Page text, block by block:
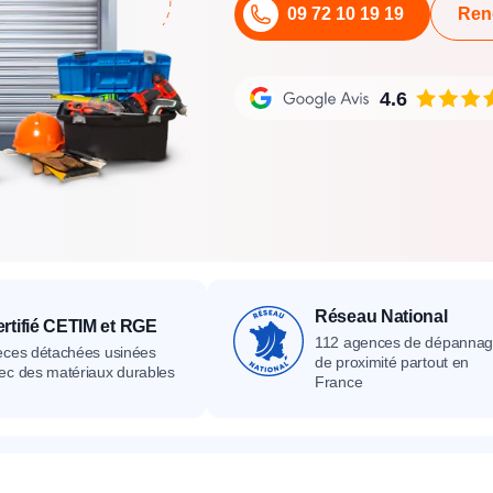
Devis gratuit
Catalogue Devis gratuit Contact
Catalogue Devis gratuit Contact
09 72 10 19 19
4.6
CETIM et RGE
détachées usinées
des matériaux durables
Réseau National
112 agences de
de proximité partout en
France